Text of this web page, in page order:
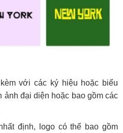
với các ký hiệu hoặc biểu
đại diện hoặc bao gồm các
định, logo có thể bao gồm